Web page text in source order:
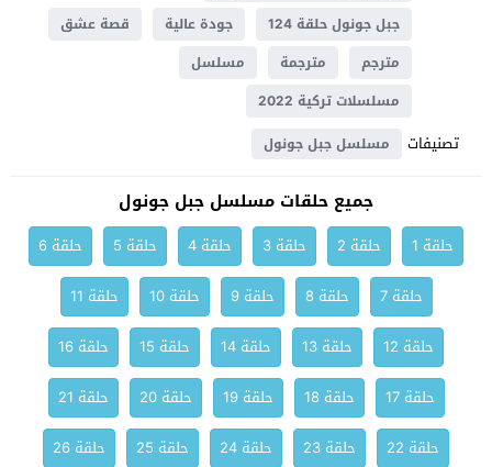
جبل جونول حلقة 124
جودة عالية
قصة عشق
مترجم
مترجمة
مسلسل
مسلسلات تركية 2022
تصنيفات مسلسل جبل جونول
جميع حلقات مسلسل جبل جونول
حلقة 1 حلقة 2 حلقة 3 حلقة 4 حلقة 5
حلقة 6
حلقة 7
حلقة 8 حلقة 9 حلقة 10
حلقة 11
حلقة 12
حلقة 13 حلقة 14 حلقة 15
حلقة 16
حلقة 17
حلقة 18 حلقة 19 حلقة 20
حلقة 21
حلقة 22
حلقة 23 حلقة 24 حلقة 25
حلقة 26